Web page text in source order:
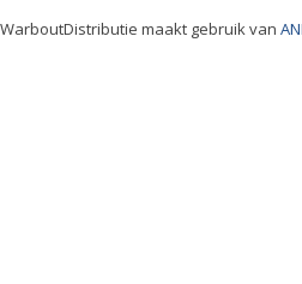
WarboutDistributie maakt gebruik van